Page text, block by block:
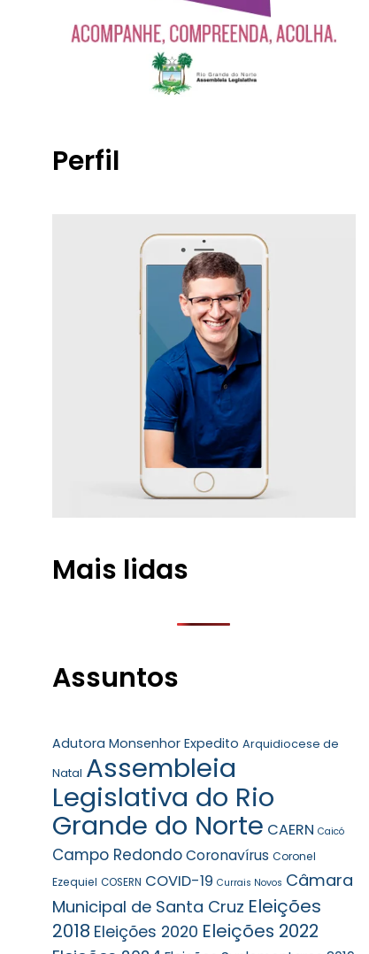
Perfil
Mais lidas
Assuntos
Adutora Monsenhor Expedito Arquidiocese de
Natal Assembleia
Legislativa do Rio
Grande do Norte CAERN Caicó
Campo Redondo Coronavírus Coronel
Ezequiel COSERN COVID-19 Currais Novos Câmara
Municipal de Santa Cruz Eleições
2018 Eleições 2020 Eleições 2022